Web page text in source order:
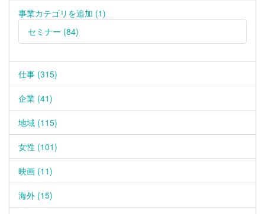
事業カテゴリを追加 (1)
セミナー (84)
仕事 (315)
企業 (41)
地域 (115)
女性 (101)
映画 (11)
海外 (15)